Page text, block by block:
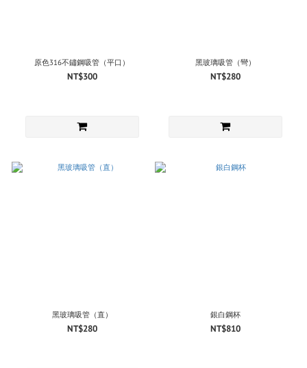
原色316不鏽鋼吸管（平口）
NT$300
黑玻璃吸管（彎）
NT$280
黑玻璃吸管（直）
NT$280
銀白鋼杯
NT$810